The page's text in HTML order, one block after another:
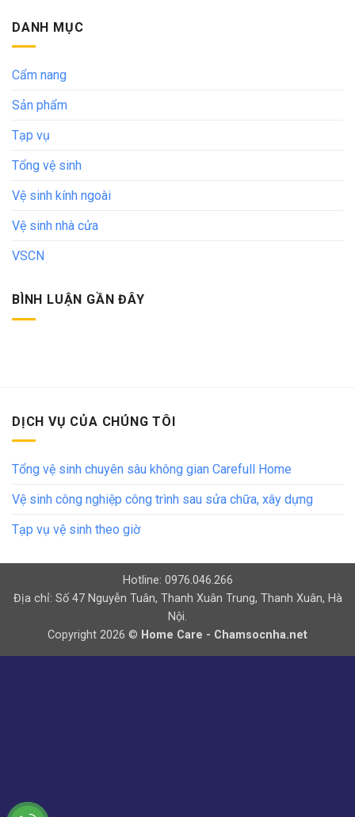
DANH MỤC
Cẩm nang
Sản phẩm
Tạp vụ
Tổng vệ sinh
Vệ sinh kính ngoài
Vệ sinh nhà cửa
VSCN
BÌNH LUẬN GẦN ĐÂY
DỊCH VỤ CỦA CHÚNG TÔI
Tổng vệ sinh chuyên sâu không gian Carefull Home
Vệ sinh công nghiệp công trình sau sửa chữa, xây dựng
Tạp vụ vệ sinh theo giờ
Hotline: 0976.046.266
Địa chỉ: Số 47 Nguyễn Tuân, Thanh Xuân Trung, Thanh Xuân, Hà
Nội.
Copyright 2026 © Home Care - Chamsocnha.net